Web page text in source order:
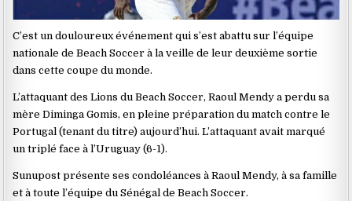
C’est un douloureux événement qui s’est abattu sur l’équipe
nationale de Beach Soccer à la veille de leur deuxième sortie
dans cette coupe du monde.
L’attaquant des Lions du Beach Soccer, Raoul Mendy a perdu sa
mère Diminga Gomis, en pleine préparation du match contre le
Portugal (tenant du titre) aujourd’hui. L’attaquant avait marqué
un triplé face à l’Uruguay (6-1).
Sunupost présente ses condoléances à Raoul Mendy, à sa famille
et à toute l’équipe du Sénégal de Beach Soccer.